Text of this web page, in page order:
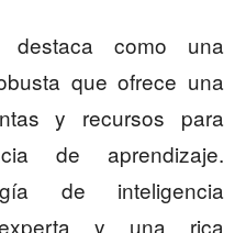
como una
que ofrece una
y recursos para
de aprendizaje.
de inteligencia
y una rica